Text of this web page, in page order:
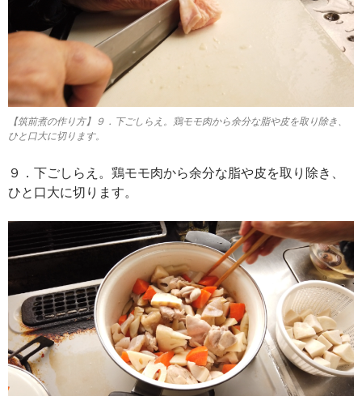
【筑前煮の作り方】９．下ごしらえ。鶏モモ肉から余分な脂や皮を取り除き、
ひと口大に切ります。
９．下ごしらえ。鶏モモ肉から余分な脂や皮を取り除き、
ひと口大に切ります。